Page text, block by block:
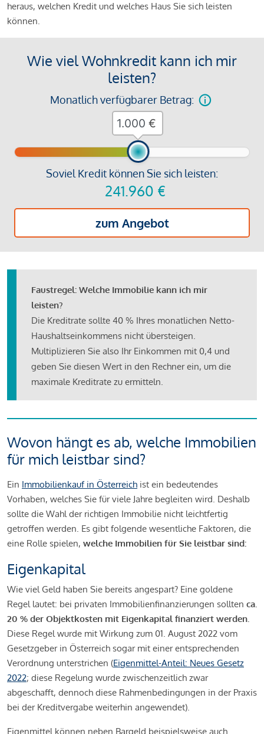
heraus, welchen Kredit und welches Haus Sie sich leisten
können.
Wie viel Wohnkredit kann ich mir
leisten?
Monatlich verfügbarer Betrag:
Soviel Kredit können Sie sich leisten:
241.960 €
zum Angebot
€
Faustregel: Welche Immobilie kann ich mir
leisten?
Die Kreditrate sollte 40 % Ihres monatlichen Netto-
Haushaltseinkommens nicht übersteigen.
Multiplizieren Sie also Ihr Einkommen mit 0,4 und
geben Sie diesen Wert in den Rechner ein, um die
maximale Kreditrate zu ermitteln.
Wovon hängt es ab, welche Immobilien
für mich leistbar sind?
Ein Immobilienkauf in Österreich ist ein bedeutendes
Vorhaben, welches Sie für viele Jahre begleiten wird. Deshalb
sollte die Wahl der richtigen Immobilie nicht leichtfertig
getroffen werden. Es gibt folgende wesentliche Faktoren, die
eine Rolle spielen, welche Immobilien für Sie leistbar sind:
Eigenkapital
Wie viel Geld haben Sie bereits angespart? Eine goldene
Regel lautet: bei privaten Immobilienfinanzierungen sollten ca.
20 % der Objektkosten mit Eigenkapital finanziert werden.
Diese Regel wurde mit Wirkung zum 01. August 2022 vom
Gesetzgeber in Österreich sogar mit einer entsprechenden
Verordnung unterstrichen (Eigenmittel-Anteil: Neues Gesetz
2022; diese Regelung wurde zwischenzeitlich zwar
abgeschafft, dennoch diese Rahmenbedingungen in der Praxis
bei der Kreditvergabe weiterhin angewendet).
Eigenmittel können neben Bargeld beispielsweise auch